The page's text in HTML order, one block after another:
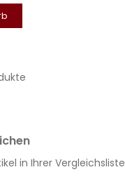
in Ihrer Vergleichsliste